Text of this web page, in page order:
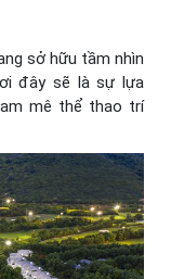
sở hữu tầm nhìn
đây sẽ là sự lựa
mê thể thao trí